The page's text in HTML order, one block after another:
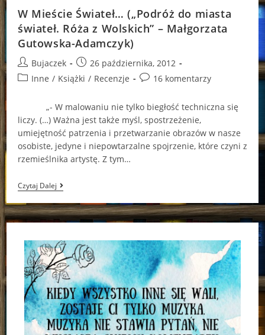
W Mieście Świateł… („Podróż do miasta
świateł. Róża z Wolskich” – Małgorzata
Gutowska-Adamczyk)
Post
author:
Bujaczek
Post
published:
26 października, 2012
PostInne / Książki / Recenzje
Post16 komentarzy
„- W malowaniu nie tylko biegłość techniczna się
liczy. (…) Ważna jest także myśl, spostrzeżenie,
umiejętność patrzenia i przetwarzanie obrazów w nasze
osobiste, jedyne i niepowtarzalne spojrzenie, które czyni z
rzemieślnika artystę. Z tym…
Czytaj DalejW
Mieście
Świateł…
(„Podróż
Do
Świateł.
Róża
Z
Wolskich”
–
Małgorzata
Gutowska-
Adamczyk)